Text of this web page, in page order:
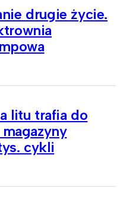
drugie życie.
litu trafia do
cykli